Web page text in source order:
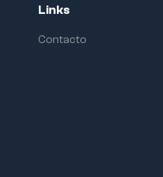
Links
Contacto